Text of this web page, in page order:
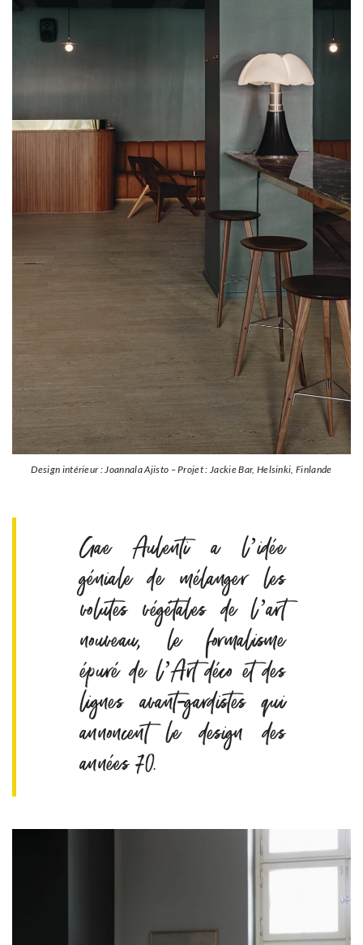
Design intérieur : Joannala Ajisto – Projet : Jackie Bar, Helsinki, Finlande
Gae Aulenti a l’idée
géniale de mélanger les
volutes végétales de l’art
nouveau, le formalisme
épuré de l’Art déco et des
lignes avant-gardistes qui
annoncent le design des
années 70.